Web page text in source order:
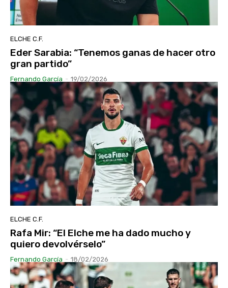
ELCHE C.F.
Eder Sarabia: “Tenemos ganas de hacer otro
gran partido”
Fernando García - 19/02/2026
ELCHE C.F.
Rafa Mir: “El Elche me ha dado mucho y
quiero devolvérselo”
Fernando García - 18/02/2026